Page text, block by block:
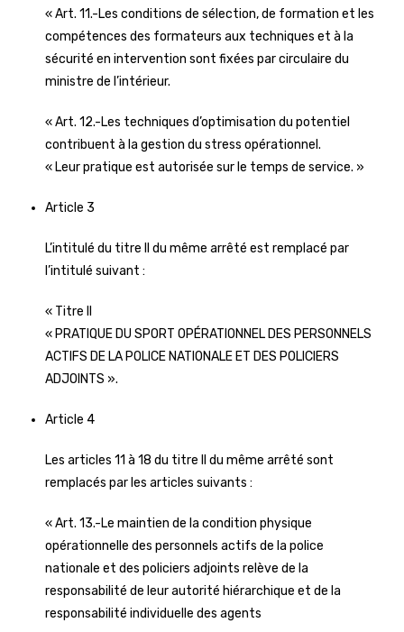
« Art. 11.-Les conditions de sélection, de formation et les
compétences des formateurs aux techniques et à la
sécurité en intervention sont fixées par circulaire du
ministre de l’intérieur.
« Art. 12.-Les techniques d’optimisation du potentiel
contribuent à la gestion du stress opérationnel.
« Leur pratique est autorisée sur le temps de service. »
Article 3
L’intitulé du titre II du même arrêté est remplacé par
l’intitulé suivant :
« Titre II
« PRATIQUE DU SPORT OPÉRATIONNEL DES PERSONNELS
ACTIFS DE LA POLICE NATIONALE ET DES POLICIERS
ADJOINTS ».
Article 4
Les articles 11 à 18 du titre II du même arrêté sont
remplacés par les articles suivants :
« Art. 13.-Le maintien de la condition physique
opérationnelle des personnels actifs de la police
nationale et des policiers adjoints relève de la
responsabilité de leur autorité hiérarchique et de la
responsabilité individuelle des agents